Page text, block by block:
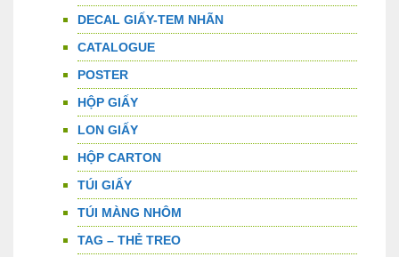
DECAL GIẤY-TEM NHÃN
CATALOGUE
POSTER
HỘP GIẤY
LON GIẤY
HỘP CARTON
TÚI GIẤY
TÚI MÀNG NHÔM
TAG – THẺ TREO